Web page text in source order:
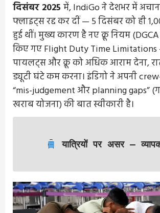
दिसंबर 2025 में, IndiGo ने देशभर में
फ्लाइट्स रद्द कर दीं — 5 दिसंबर को ही
हुई थीं। मुख्य कारण है नए क्रू नियम (DGCA
किए गए Flight Duty Time
पायलट्स और क्रू को अधिक आराम देना,
ड्यूटी घंटे कम करना। इंडिगो ने अपनी
“mis-judgement और planning gaps”
खराब योजना) की बात स्वीकारी है।
यात्रियों पर असर —